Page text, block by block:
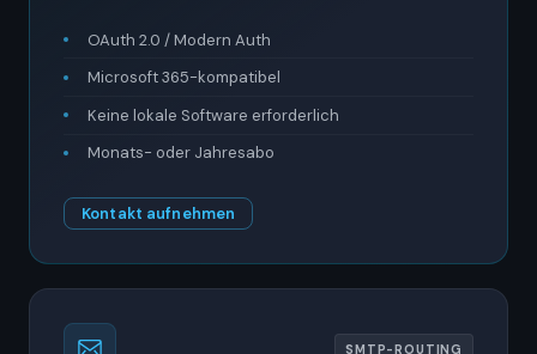
OAuth 2.0 / Modern Auth
Microsoft 365-kompatibel
Keine lokale Software erforderlich
Monats- oder Jahresabo
Kontakt aufnehmen
SMTP-ROUTING